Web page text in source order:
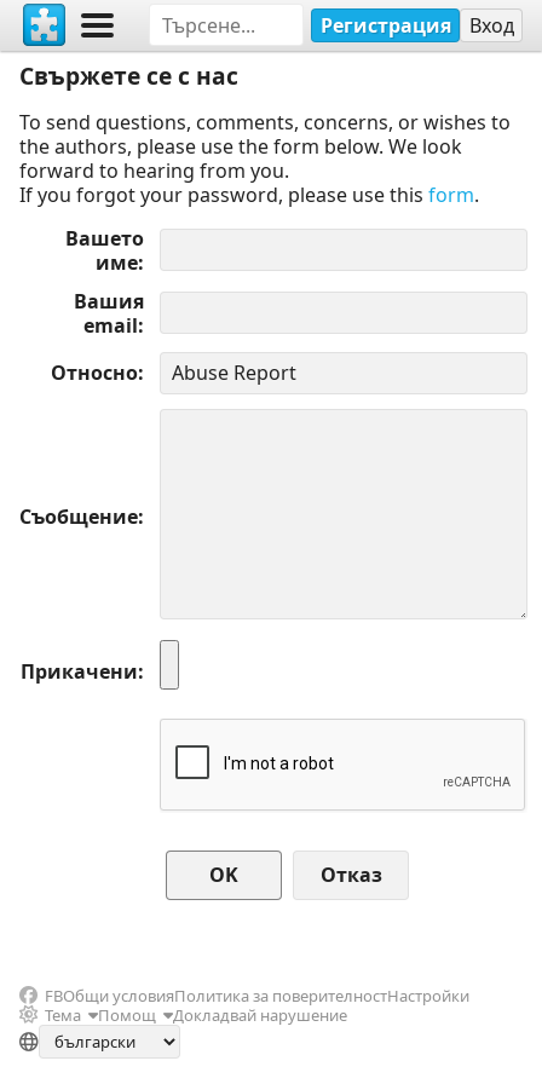
Регистрация Вход
Свържете се с нас
To send questions, comments, concerns, or wishes to
the authors, please use the form below. We look
forward to hearing from you.
If you forgot your password, please use this form.
Вашето
име
Вашия
email
Относно
Съобщение
Прикачени
Отказ
FBОбщи условияПолитика за поверителностНастройки
Тема
Помощ Докладвай нарушение